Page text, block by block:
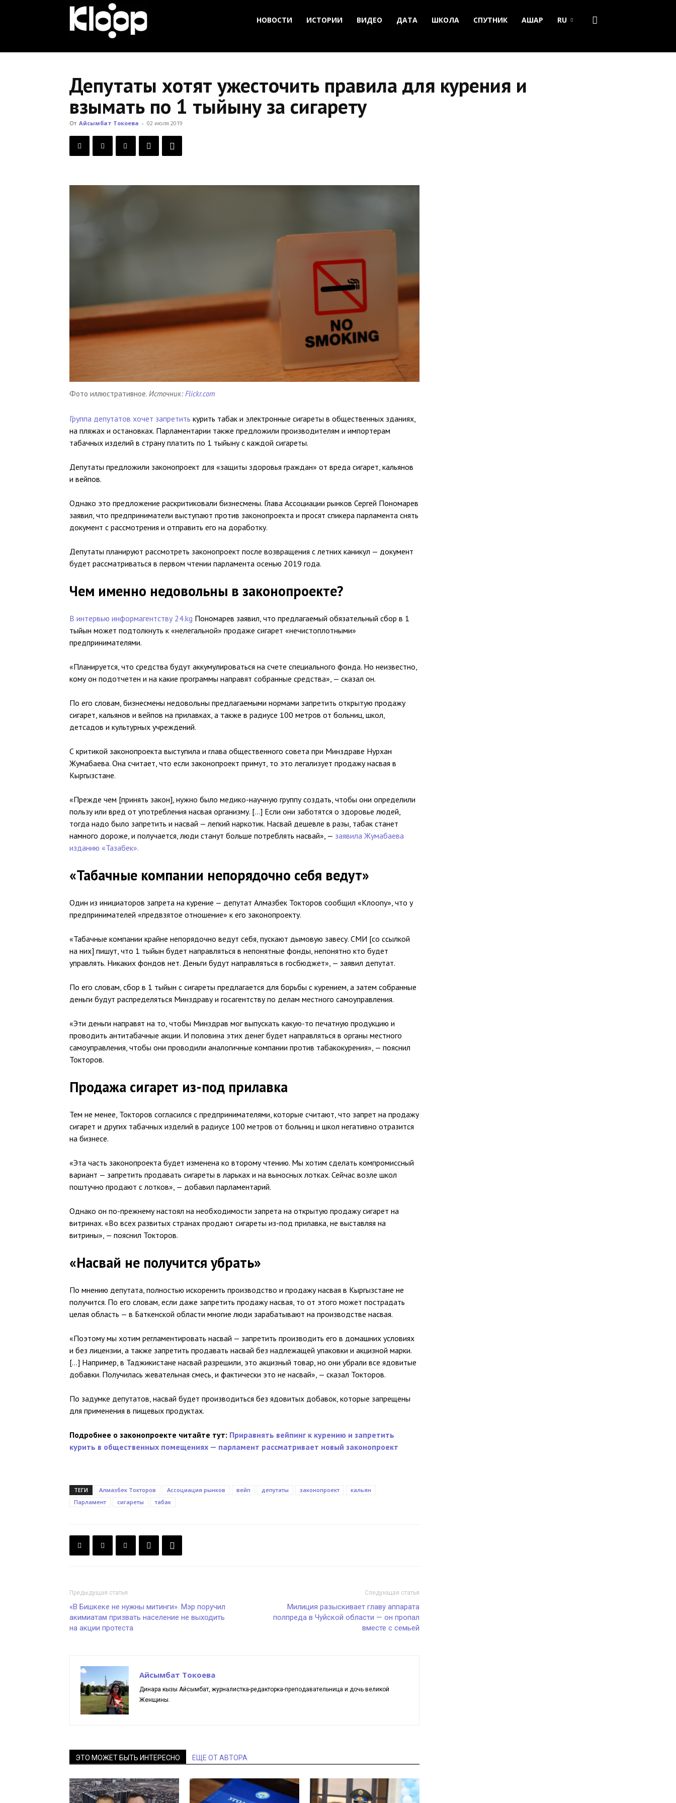
Новости
Кыргызстана
НОВОСТИ ИСТОРИИ ВИДЕО ДАТА ШКОЛА СПУТНИК АШАР RU
Депутаты хотят ужесточить правила для курения и
взымать по 1 тыйыну за сигарету
От Айсымбат Токоева - 02 июля 2019
Фото иллюстративное. Источник:Flickr.com
Группа депутатов хочет запретить курить табак и электронные сигареты в общественных зданиях,
на пляжах и остановках. Парламентарии также предложили производителям и импортерам
табачных изделий в страну платить по 1 тыйыну с каждой сигареты.
Депутаты предложили законопроект для «защиты здоровья граждан» от вреда сигарет, кальянов
и вейпов.
Однако это предложение раскритиковали бизнесмены. Глава Ассоциации рынков Сергей Пономарев
заявил, что предприниматели выступают против законопроекта и просят спикера парламента снять
документ с рассмотрения и отправить его на доработку.
Депутаты планируют рассмотреть законопроект после возвращения с летних каникул — документ
будет рассматриваться в первом чтении парламента осенью 2019 года.
Чем именно недовольны в законопроекте?
В интервью информагентству 24.kg Пономарев заявил, что предлагаемый обязательный сбор в 1
тыйын может подтолкнуть к «нелегальной» продаже сигарет «нечистоплотными»
предпринимателями.
«Планируется, что средства будут аккумулироваться на счете специального фонда. Но неизвестно,
кому он подотчетен и на какие программы направят собранные средства», — сказал он.
По его словам, бизнесмены недовольны предлагаемыми нормами запретить открытую продажу
сигарет, кальянов и вейпов на прилавках, а также в радиусе 100 метров от больниц, школ,
детсадов и культурных учреждений.
С критикой законопроекта выступила и глава общественного совета при Минздраве Нурхан
Жумабаева. Она считает, что если законопроект примут, то это легализует продажу насвая в
Кыргызстане.
«Прежде чем [принять закон], нужно было медико-научную группу создать, чтобы они определили
пользу или вред от употребления насвая организму. […] Если они заботятся о здоровье людей,
тогда надо было запретить и насвай — легкий наркотик. Насвай дешевле в разы, табак станет
намного дороже, и получается, люди станут больше потреблять насвай», — заявила Жумабаева
изданию «Тазабек».
«Табачные компании непорядочно себя ведут»
Один из инициаторов запрета на курение — депутат Алмазбек Токторов сообщил «Клоопу», что у
предпринимателей «предвзятое отношение» к его законопроекту.
«Табачные компании крайне непорядочно ведут себя, пускают дымовую завесу. СМИ [со ссылкой
на них] пишут, что 1 тыйын будет направляться в непонятные фонды, непонятно кто будет
управлять. Никаких фондов нет. Деньги будут направляться в госбюджет», — заявил депутат.
По его словам, сбор в 1 тыйын с сигареты предлагается для борьбы с курением, а затем собранные
деньги будут распределяться Минздраву и госагентству по делам местного самоуправления.
«Эти деньги направят на то, чтобы Минздрав мог выпускать какую-то печатную продукцию и
проводить антитабачные акции. И половина этих денег будет направляться в органы местного
самоуправления, чтобы они проводили аналогичные компании против табакокурения», — пояснил
Токторов.
Продажа сигарет из-под прилавка
Тем не менее, Токторов согласился с предпринимателями, которые считают, что запрет на продажу
сигарет и других табачных изделий в радиусе 100 метров от больниц и школ негативно отразится
на бизнесе.
«Эта часть законопроекта будет изменена ко второму чтению. Мы хотим сделать компромиссный
вариант — запретить продавать сигареты в ларьках и на выносных лотках. Сейчас возле школ
поштучно продают с лотков», — добавил парламентарий.
Однако он по-прежнему настоял на необходимости запрета на открытую продажу сигарет на
витринах. «Во всех развитых странах продают сигареты из-под прилавка, не выставляя на
витрины», — пояснил Токторов.
«Насвай не получится убрать»
По мнению депутата, полностью искоренить производство и продажу насвая в Кыргызстане не
получится. По его словам, если даже запретить продажу насвая, то от этого может пострадать
целая область — в Баткенской области многие люди зарабатывают на производстве насвая.
«Поэтому мы хотим регламентировать насвай — запретить производить его в домашних условиях
и без лицензии, а также запретить продавать насвай без надлежащей упаковки и акцизной марки.
[…] Например, в Таджикистане насвай разрешили, это акцизный товар, но они убрали все ядовитые
добавки. Получилась жевательная смесь, и фактически это не насвай», — сказал Токторов.
По задумке депутатов, насвай будет производиться без ядовитых добавок, которые запрещены
для применения в пищевых продуктах.
Подробнее о законопроекте читайте тут: Приравнять вейпинг к курению и запретить
курить в общественных помещениях — парламент рассматривает новый законопроект
ТЕГИ Алмазбек Токторов Ассоциация рынков вейп депутаты законопроект
кальян
Парламент
сигареты табак
Предыдущая статья
«В Бишкеке не нужны митинги». Мэр поручил
акимиатам призвать население не выходить
на акции протеста
Следующая статья
Милиция разыскивает главу аппарата
полпреда в Чуйской области — он пропал
вместе с семьей
Айсымбат Токоева
Динара кызы Айсымбат, журналистка-редакторка-преподавательница и дочь великой
Женщины.
ЭТО МОЖЕТ БЫТЬ ИНТЕРЕСНО ЕЩЕ ОТ АВТОРА